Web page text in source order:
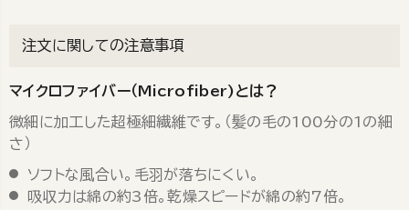
注文に関しての注意事項
マイクロファイバー（Microfiber)とは？
微細に加工した超極細繊維です。（髪の毛の100分の1の細
さ）
ソフトな風合い。毛羽が落ちにくい。
吸収力は綿の約3倍。乾燥スピードが綿の約7倍。